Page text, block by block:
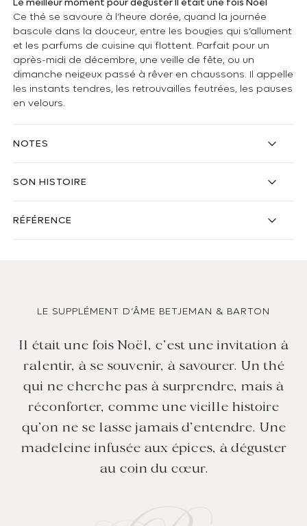
Ce thé se savoure à l’heure dorée, quand la journée
bascule dans la douceur, entre les bougies qui s’allument
et les parfums de cuisine qui flottent. Parfait pour un
après-midi de décembre, une veille de fête, ou un
dimanche neigeux passé à rêver en chaussons. Il appelle
les instants tendres, les retrouvailles feutrées, les pauses
en velours.
NOTES
SON HISTOIRE
RÉFÉRENCE
LE SUPPLÉMENT D’ÂME BETJEMAN & BARTON
Il était une fois Noël, c’est une invitation à
ralentir, à se souvenir, à savourer. Un thé
qui ne cherche pas à surprendre, mais à
réconforter, comme une vieille histoire
qu’on ne se lasse jamais d’entendre. Une
madeleine infusée aux épices, à déguster
au coin du cœur.